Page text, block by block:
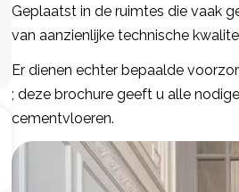
Geplaatst in de ruimtes die vaak
van aanzienlijke technische
Er dienen echter bepaalde
; deze brochure geeft u alle
cementvloeren.